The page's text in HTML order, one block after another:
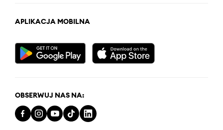
APLIKACJA MOBILNA
OBSERWUJ NAS NA: